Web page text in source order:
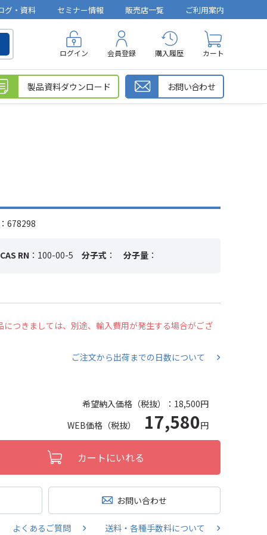
グ・資料 セミナー情報 販売店一覧 ご利用案内
ログイン 会員登録 購入履歴 カート
製品資料ダウンロード お問い合わせ
678298
CAS RN ：100-00-5 分子式 ： 分子量 ：
つきましては、別途、輸入費用が発生する場合がござ
ご注文から出荷までの日数について
希望納入価格（税抜）： 18,500円
WEB価格（税抜） 17,580円
カートにいれる
お問い合わせ
よくあるご質問 送料・各種手数料について